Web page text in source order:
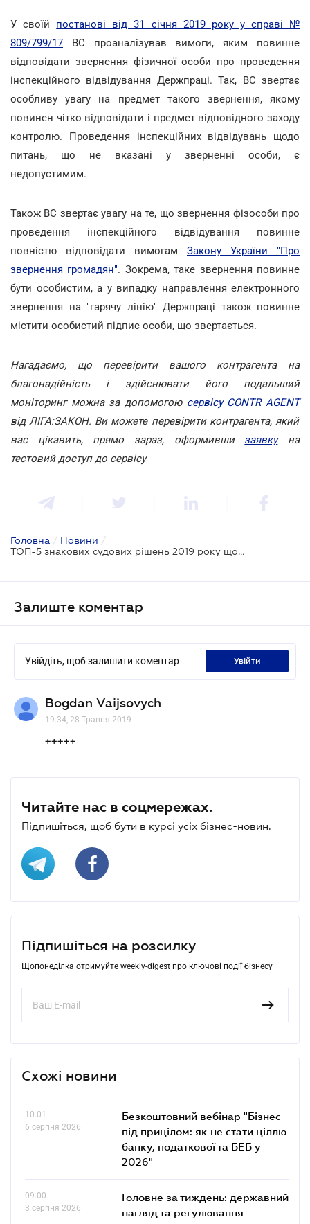
У своїй постанові від 31 січня 2019 року у справі №
809/799/17 ВС проаналізував вимоги, яким повинне
відповідати звернення фізичної особи про проведення
інспекційного відвідування Держпраці. Так, ВС звертає
особливу увагу на предмет такого звернення, якому
повинен чітко відповідати і предмет відповідного заходу
контролю. Проведення інспекційних відвідувань щодо
питань, що не вказані у зверненні особи, є
недопустимим.
Також ВС звертає увагу на те, що звернення фізособи про
проведення інспекційного відвідування повинне
повністю відповідати вимогам Закону України "Про
звернення громадян". Зокрема, таке звернення повинне
бути особистим, а у випадку направлення електронного
звернення на "гарячу лінію" Держпраці також повинне
містити особистий підпис особи, що звертається.
Нагадаємо, що перевірити вашого контрагента на
благонадійність і здійснювати його подальший
моніторинг можна за допомогою сервісу CONTR AGENT
від ЛІГА:ЗАКОН. Ви можете перевірити контрагента, який
вас цікавить, прямо зараз, оформивши заявкуна
тестовий доступ до сервісу
Головна / Новини /
ТОП-5 знакових судових рішень 2019 року щодо перевірок Держпраці
Залиште коментар
Увійдіть, щоб залишити коментар увійти
Bogdan Vaijsovych
19.34, 28 Травня 2019
+++++
Читайте нас в соцмережах.
Підпишіться, щоб бути в курсі усіх бізнес-новин.
Підпишіться на розсилку
Щопонеділка отримуйте weekly-digest про ключові події бізнесу
Схожі новини
10.01
6 серпня 2026
Безкоштовний вебінар "Бізнес
під прицілом: як не стати ціллю
банку, податкової та БЕБ у
2026"
09.00
3 серпня 2026
Головне за тиждень: державний
нагляд та регулювання